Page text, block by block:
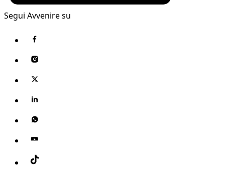
Segui Avvenire su